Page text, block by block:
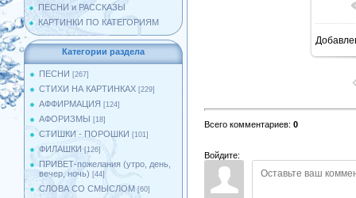
ПЕСНИ и РАССКАЗЫ
КАРТИНКИ ПО КАТЕГОРИЯМ
Категории раздела
ПЕСНИ [267]
СТИХИ НА КАРТИНКАХ [229]
АФФИРМАЦИЯ [124]
АФОРИЗМЫ [18]
СТИШКИ - ПОРОШКИ [101]
ФИЛАШКИ [126]
ПРИВЕТ-пожелания (утро, день,
вечер, ночь) [44]
СЛОВА СО СМЫСЛОМ [60]
Всего комментариев: 0
Войдите: